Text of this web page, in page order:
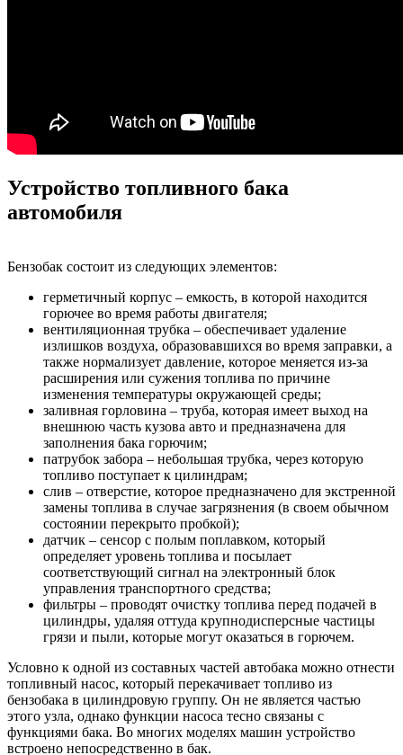
Устройство топливного бака
автомобиля
Бензобак состоит из следующих элементов:
герметичный корпус – емкость, в которой находится
горючее во время работы двигателя;
вентиляционная трубка – обеспечивает удаление
излишков воздуха, образовавшихся во время заправки, а
также нормализует давление, которое меняется из-за
расширения или сужения топлива по причине
изменения температуры окружающей среды;
заливная горловина – труба, которая имеет выход на
внешнюю часть кузова авто и предназначена для
заполнения бака горючим;
патрубок забора – небольшая трубка, через которую
топливо поступает к цилиндрам;
слив – отверстие, которое предназначено для экстренной
замены топлива в случае загрязнения (в своем обычном
состоянии перекрыто пробкой);
датчик – сенсор с полым поплавком, который
определяет уровень топлива и посылает
соответствующий сигнал на электронный блок
управления транспортного средства;
фильтры – проводят очистку топлива перед подачей в
цилиндры, удаляя оттуда крупнодисперсные частицы
грязи и пыли, которые могут оказаться в горючем.
Условно к одной из составных частей автобака можно отнести
топливный насос, который перекачивает топливо из
бензобака в цилиндровую группу. Он не является частью
этого узла, однако функции насоса тесно связаны с
функциями бака. Во многих моделях машин устройство
встроено непосредственно в бак.